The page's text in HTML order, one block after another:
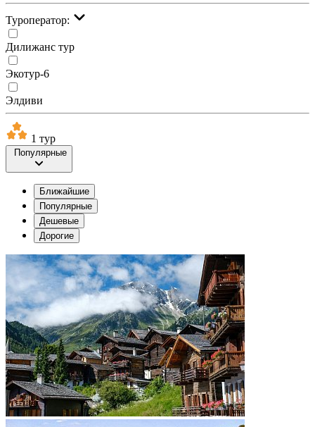
Туроператор:
Дилижанс тур
Экотур-6
Элдиви
1 тур
Популярные
Ближайшие
Популярные
Дешевые
Дорогие